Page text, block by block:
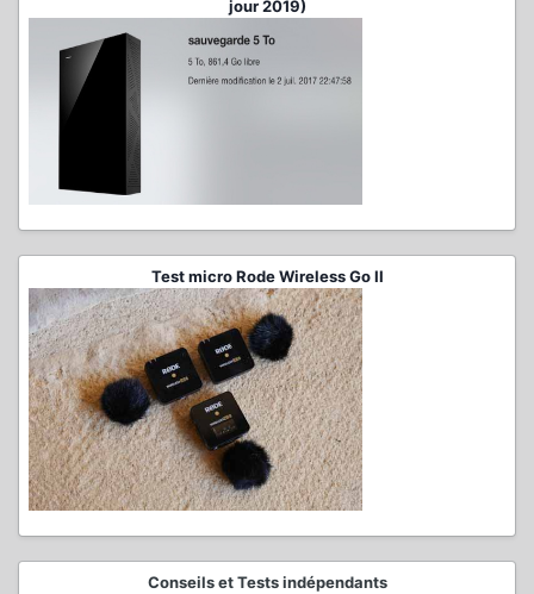
jour 2019)
Test micro Rode Wireless Go II
Conseils et Tests indépendants